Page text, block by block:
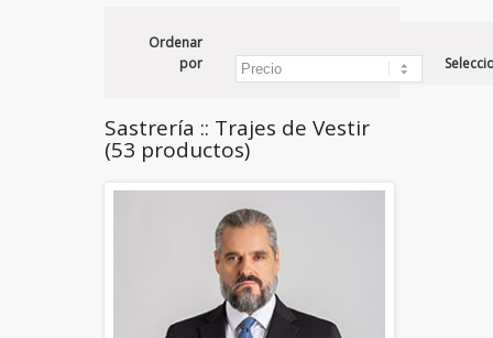
Ordenar
por
Sastrería :: Trajes de Vestir
(53 productos)